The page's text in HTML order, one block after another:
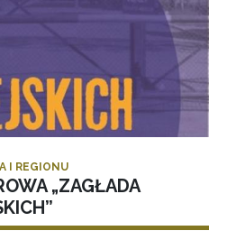
I REGIONU
„ZAGŁADA